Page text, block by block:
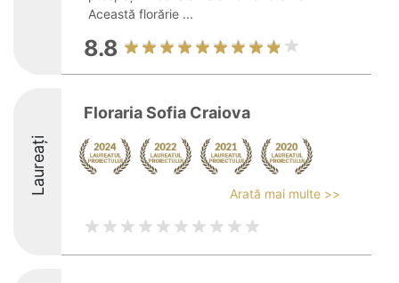
Această florărie ...
8.8
Laureați
Floraria Sofia Craiova
Arată mai multe >>